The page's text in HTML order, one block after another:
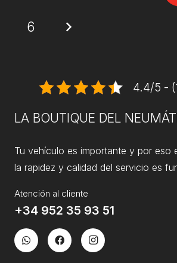
6
4.4/5 -
LA BOUTIQUE DEL
Tu vehículo es importante y por eso
la rapidez y calidad del servicio es
Atención al cliente
+34 952 35 93 51